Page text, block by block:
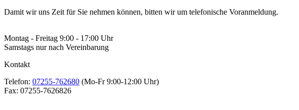
Damit wir uns Zeit für Sie nehmen können, bitten wir um telefonische Voranmeldung.
Montag - Freitag 9:00 - 17:00 Uhr
Samstags nur nach Vereinbarung
Kontakt
Telefon: 07255-762680 (Mo-Fr 9:00-12:00 Uhr)
Fax: 07255-7626826